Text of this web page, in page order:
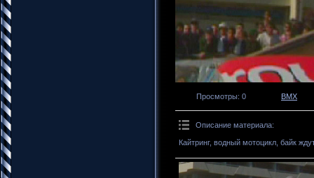
Просмотры: 0 BMX
Описание материала:
Кайтринг, водный мотоцикл, байк